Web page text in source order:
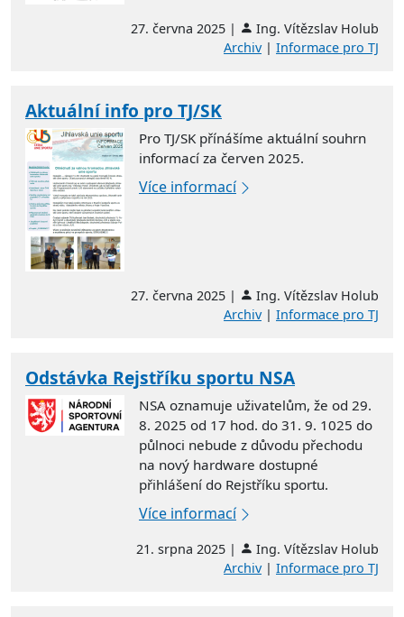
27. června 2025 |
Ing. Vítězslav Holub
Archiv| Informace pro TJ
Aktuální info pro TJ/SK
Pro TJ/SK přínášíme aktuální souhrn
informací za červen 2025.
Více informací
27. června 2025 |
Ing. Vítězslav Holub
Archiv| Informace pro TJ
Odstávka Rejstříku sportu NSA
NSA oznamuje uživatelům, že od 29.
8. 2025 od 17 hod. do 31. 9. 1025 do
půlnoci nebude z důvodu přechodu
na nový hardware dostupné
přihlášení do Rejstříku sportu.
Více informací
21. srpna 2025 |
Ing. Vítězslav Holub
Archiv| Informace pro TJ